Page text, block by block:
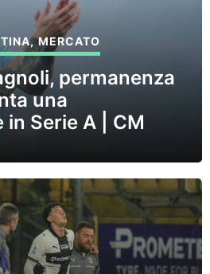
,MERCATO
permanenza
una
Serie A | CM